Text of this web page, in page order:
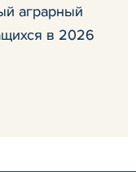
аграрный
в 2026